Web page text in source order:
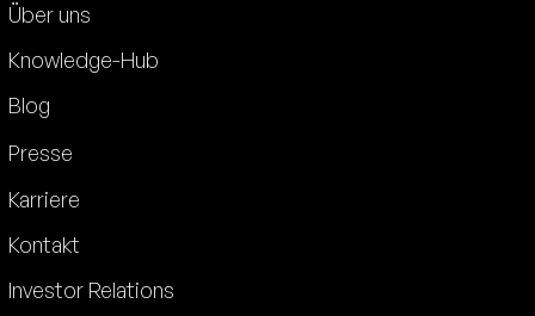
Über uns
Knowledge-Hub
Blog
Presse
Karriere
Kontakt
Investor Relations